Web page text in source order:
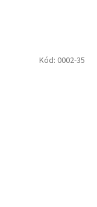
Kód: 0002-35